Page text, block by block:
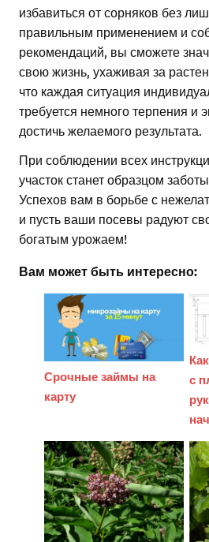
избавиться от сорняков без
правильным применением и
рекомендаций, вы сможете
свою жизнь, ухаживая за
что каждая ситуация
требуется немного терпения и
достичь желаемого результата.
При соблюдении всех
участок станет образцом
Успехов вам в борьбе с
и пусть ваши посевы радуют
богатым урожаем!
Вам может быть интересно:
Срочные займы на
карту
с